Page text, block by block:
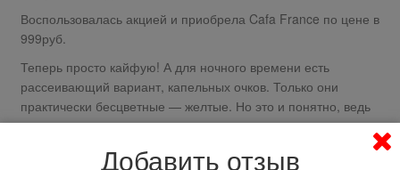
Воспользовалась акцией и приобрела Cafa France по цене в
999руб.
Теперь просто кайфую! А для ночного времени есть
рассеивающий вариант, капельных очков. Только они
практически бесцветные — желтые. Но это и понятно, ведь
ночью затемнение не к чему — главное галогенки и
Добавить отзыв